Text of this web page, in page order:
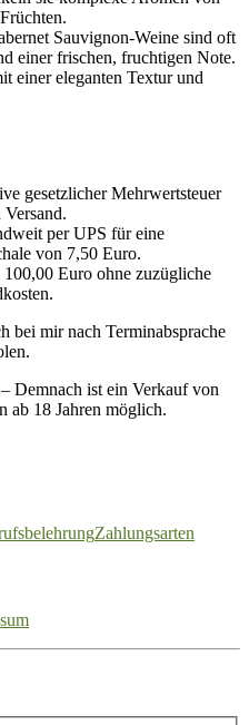
Sauvignon-Weine sind oft
einer frischen, fruchtigen Note.
einer eleganten Textur und
gesetzlicher Mehrwertsteuer
per UPS für eine
von 7,50 Euro.
Euro ohne zuzügliche
bei mir nach Terminabsprache
Demnach ist ein Verkauf von
ab 18 Jahren möglich.
Zahlungsarten